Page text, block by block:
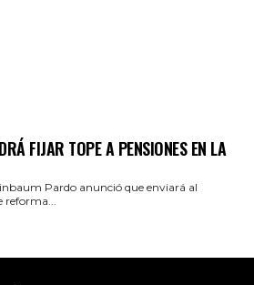
FIJAR TOPE A PENSIONES EN LA
Pardo anunció que enviará al
reforma...